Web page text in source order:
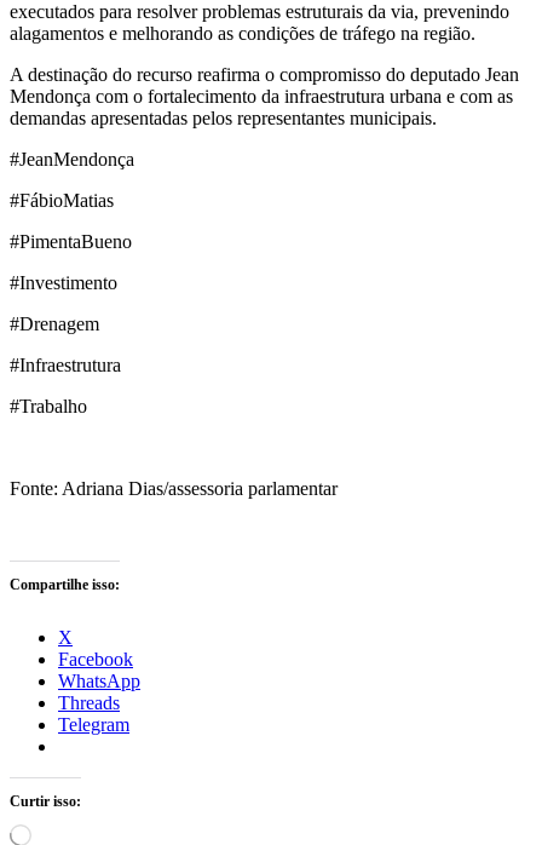
executados para resolver problemas estruturais da via, prevenindo
alagamentos e melhorando as condições de tráfego na região.
A destinação do recurso reafirma o compromisso do deputado Jean
Mendonça com o fortalecimento da infraestrutura urbana e com as
demandas apresentadas pelos representantes municipais.
#JeanMendonça
#FábioMatias
#PimentaBueno
#Investimento
#Drenagem
#Infraestrutura
#Trabalho
Fonte: Adriana Dias/assessoria parlamentar
Compartilhe isso:
X
Facebook
WhatsApp
Threads
Telegram
Curtir isso:
Carregando...